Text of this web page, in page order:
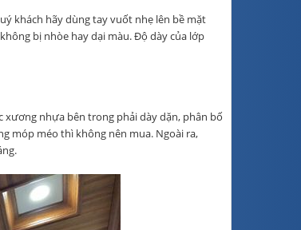
khách hãy dùng tay vuốt nhẹ lên bề mặt
bị nhòe hay dại màu. Độ dày của lớp
nhựa bên trong phải dày dặn, phân bố
móp méo thì không nên mua. Ngoài ra,